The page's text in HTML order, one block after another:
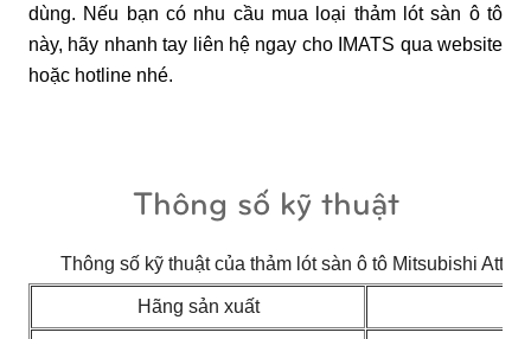
dùng. Nếu bạn có nhu cầu mua loại thảm lót sàn ô tô
này, hãy nhanh tay liên hệ ngay cho IMATS qua website
hoặc hotline nhé.
Thông số kỹ thuật
Thông số kỹ thuật của thảm lót sàn ô tô Mitsubishi
Hãng sản xuất